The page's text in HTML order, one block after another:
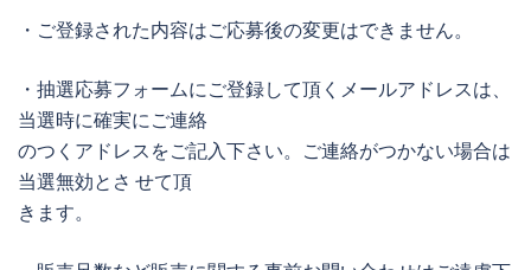
・ご登録された内容はご応募後の変更はできません。
・抽選応募フォームにご登録して頂くメールアドレスは、
当選時に確実にご連絡
のつくアドレスをご記入下さい。ご連絡がつかない場合は
当選無効とさ せて頂
きます。